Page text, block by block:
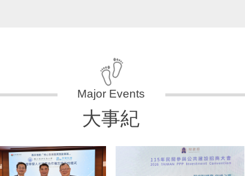
大事紀